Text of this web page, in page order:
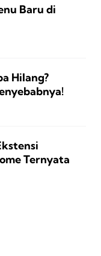
Baru di
Hilang?
Ternyata